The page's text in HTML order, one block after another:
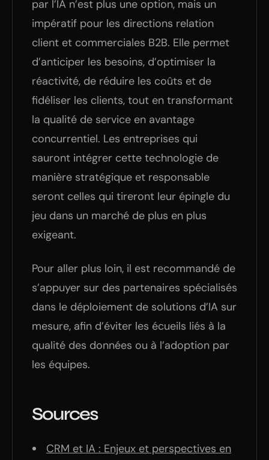
par l’IA n’est plus une option, mais un
impératif pour les directions relation
client et commerciales B2B. Elle permet
d’anticiper les besoins, d’optimiser la
réactivité, de réduire les coûts et de
fidéliser les clients, tout en transformant
la qualité de service en avantage
concurrentiel. Les entreprises qui
sauront intégrer cette technologie de
manière stratégique et responsable
seront celles qui tireront leur épingle du
jeu dans un marché de plus en plus
exigeant.
Pour aller plus loin, il est recommandé de
s’appuyer sur des partenaires spécialisés
dans le déploiement de solutions d’IA sur
mesure, afin d’éviter les écueils liés à la
qualité des données ou à l’adoption par
les équipes.
Sources
CRM et IA : Enjeux et perspectives en